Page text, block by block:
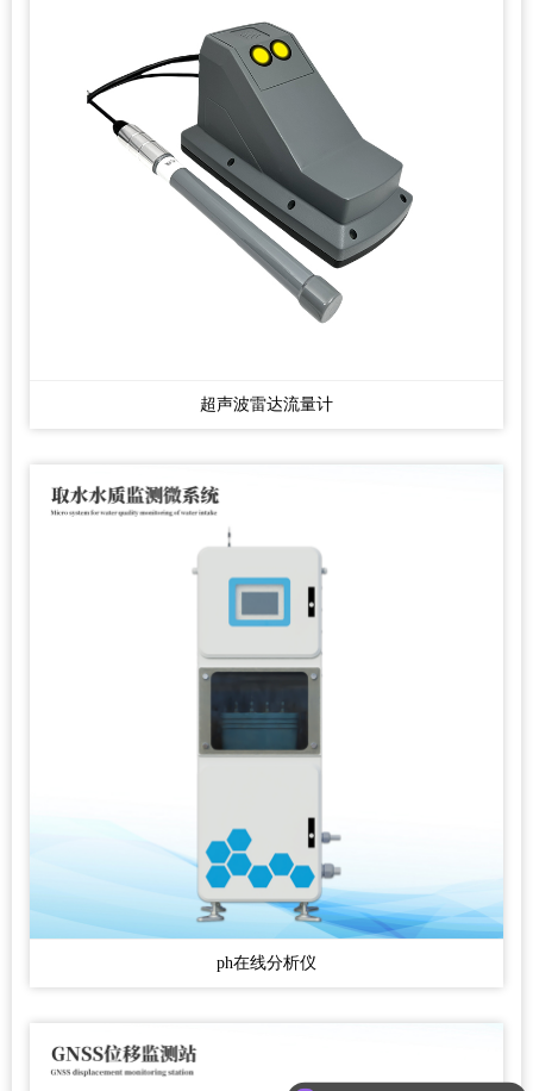
超声波雷达流量计
ph在线分析仪